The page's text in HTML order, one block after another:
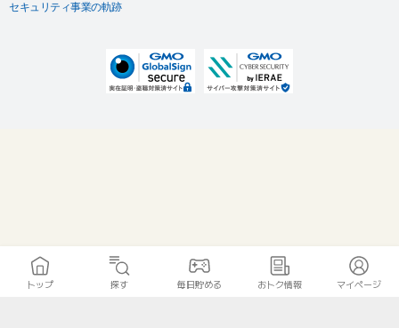
セキュリティ事業の軌跡
トップ 探す 毎日貯める おトク情報 マイページ